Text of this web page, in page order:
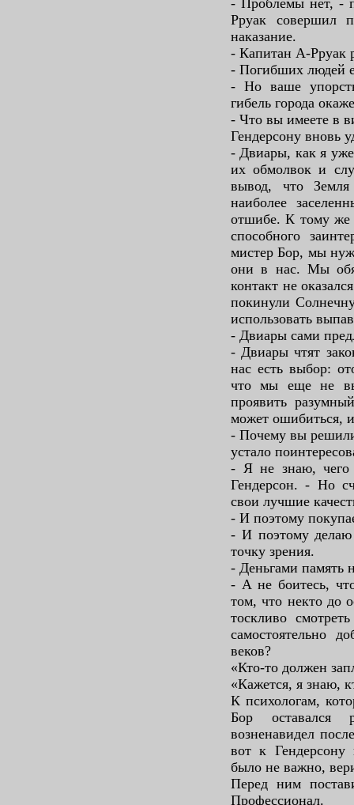
Рруак совершил
наказание.
- Капитан А-Рруак
- Погибших людей
- Но ваше
гибель города
- Что вы имеете в
Гендерсону вновь
- Двиары, как я уже
их обмолвок и
вывод, что Земля
наиболее
отшибе. К тому же
способного
мистер Бор, мы
они в нас. Мы
контакт не
покинули
использовать
- Двиары сами
- Двиары чтят
нас есть выбор:
что мы еще не
проявить
может ошибиться,
- Почему вы
устало
- Я не знаю, чего
Гендерсон. - Но
свои лучшие
- И поэтому
- И поэтому
точку зрения.
- Деньгами память
- А не боитесь,
том, что некто до
тоскливо
самостоятельно
веков?
«Кто-то должен
«Кажется, я знаю,
К психологам,
Бор оставался
возненавидел
вот к Гендерсону
было не важно,
Перед ним
Профессионал.